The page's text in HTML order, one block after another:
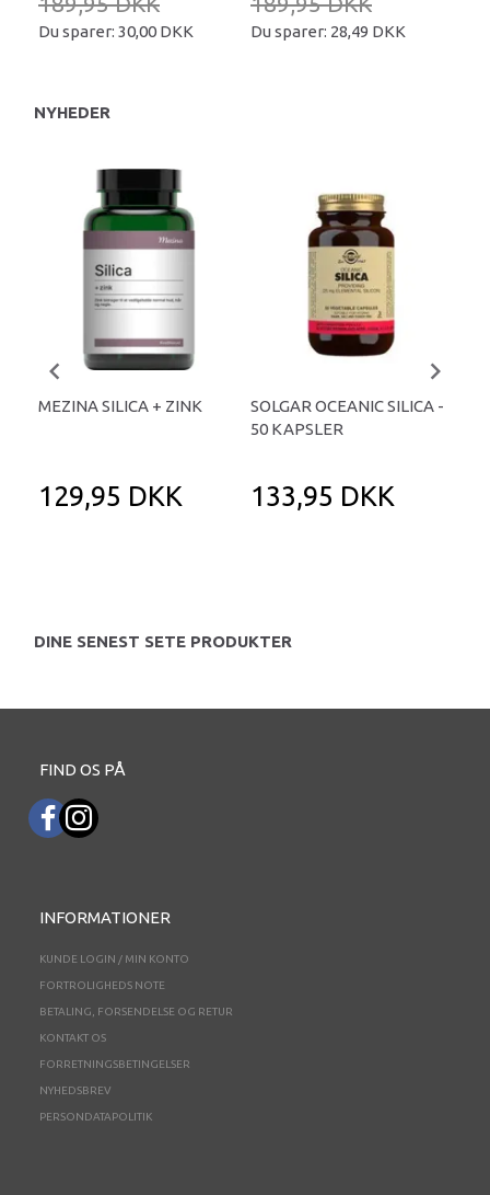
Du sparer: 30,00 DKK Du sparer: 28,49 DKK
NYHEDER
MEZINA SILICA + ZINK
129,95 DKK
SOLGAR OCEANIC SILICA -
50 KAPSLER
133,95 DKK
DINE SENEST SETE PRODUKTER
FIND OS PÅ
INFORMATIONER
KUNDE LOGIN / MIN KONTO
FORTROLIGHEDS NOTE
BETALING, FORSENDELSE OG RETUR
KONTAKT OS
FORRETNINGSBETINGELSER
NYHEDSBREV
PERSONDATAPOLITIK